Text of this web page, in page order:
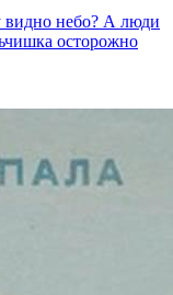
видно небо? А люди
осторожно